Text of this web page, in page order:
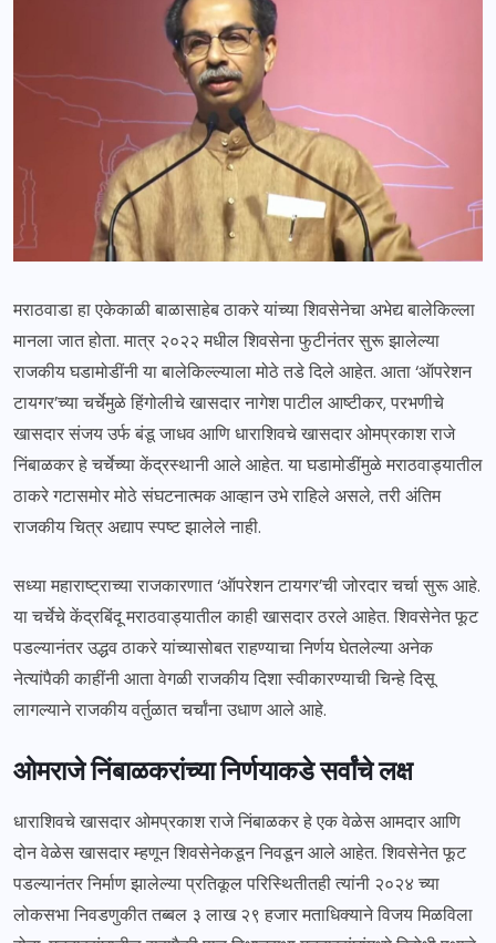
मराठवाडा हा एकेकाळी बाळासाहेब ठाकरे यांच्या शिवसेनेचा अभेद्य बालेकिल्ला
मानला जात होता. मात्र २०२२ मधील शिवसेना फुटीनंतर सुरू झालेल्या
राजकीय घडामोडींनी या बालेकिल्ल्याला मोठे तडे दिले आहेत. आता ‘ऑपरेशन
टायगर’च्या चर्चेमुळे हिंगोलीचे खासदार नागेश पाटील आष्टीकर, परभणीचे
खासदार संजय उर्फ बंडू जाधव आणि धाराशिवचे खासदार ओमप्रकाश राजे
निंबाळकर हे चर्चेच्या केंद्रस्थानी आले आहेत. या घडामोडींमुळे मराठवाड्यातील
ठाकरे गटासमोर मोठे संघटनात्मक आव्हान उभे राहिले असले, तरी अंतिम
राजकीय चित्र अद्याप स्पष्ट झालेले नाही.
सध्या महाराष्ट्राच्या राजकारणात ‘ऑपरेशन टायगर’ची जोरदार चर्चा सुरू आहे.
या चर्चेचे केंद्रबिंदू मराठवाड्यातील काही खासदार ठरले आहेत. शिवसेनेत फूट
पडल्यानंतर उद्धव ठाकरे यांच्यासोबत राहण्याचा निर्णय घेतलेल्या अनेक
नेत्यांपैकी काहींनी आता वेगळी राजकीय दिशा स्वीकारण्याची चिन्हे दिसू
लागल्याने राजकीय वर्तुळात चर्चांना उधाण आले आहे.
ओमराजे निंबाळकरांच्या निर्णयाकडे सर्वांचे लक्ष
धाराशिवचे खासदार ओमप्रकाश राजे निंबाळकर हे एक वेळेस आमदार आणि
दोन वेळेस खासदार म्हणून शिवसेनेकडून निवडून आले आहेत. शिवसेनेत फूट
पडल्यानंतर निर्माण झालेल्या प्रतिकूल परिस्थितीतही त्यांनी २०२४ च्या
लोकसभा निवडणुकीत तब्बल ३ लाख २९ हजार मताधिक्याने विजय मिळविला